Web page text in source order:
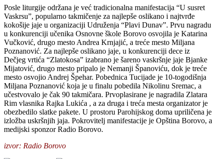
Posle liturgije održana je već tradicionalna manifestacija “U susret
Vaskrsu”, popularno takmičenje za najlepše oslikano i najtvrđe
kokošije jaje u organizaciji Udruženja “Plavi Dunav”. Prvu nagradu
u konkurenciji učenika Osnovne škole Borovo osvojila je Katarina
Vučković, drugo mesto Andrea Krnjajić, a treće mesto Miljana
Poznanović. Za najlepše oslikano jaje, u konkurenciji dece iz
Dečjeg vrtića “Zlatokosa” izabrano je šareno vaskršnje jaje Bjanke
Mijatović, drugo mesto pripalo je Nemanji Španoviću, dok je treće
mesto osvojio Andrej Špehar. Pobednica Tucijade je 10-togodišnja
Miljana Poznanović koja je u finalu pobedila Nikolinu Sremac, a
učestvovalo je čak 90 takmičara. Prvoplasirane je nagradila Zlatara
Rim vlasnika Rajka Lukića , a za druga i treća mesta organizator je
obezbedilo slatke pakete. U prostoru Parohijskog doma upriličena je
izložba uskršnjih jaja. Pokrovitelj manifestacije je Opština Borovo, a
medijski sponzor Radio Borovo.
izvor: Radio Borovo